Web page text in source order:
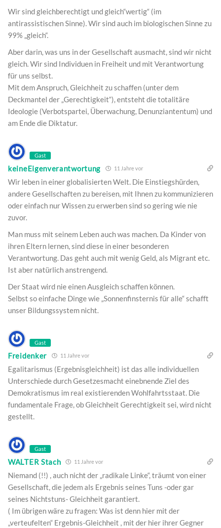
Wir sind gleichberechtigt und gleich“wertig“ (im
antirassistischen Sinne). Wir sind auch im biologischen Sinne zu
99% „gleich“.
Aber darin, was uns in der Gesellschaft ausmacht, sind wir nicht
gleich. Wir sind Individuen in Freiheit und mit Verantwortung
für uns selbst.
Mit dem Anspruch, Gleichheit zu schaffen (unter dem
Deckmantel der „Gerechtigkeit“), entsteht die totalitäre
Ideologie (Verbotspartei, Überwachung, Denunziantentum) und
am Ende die Diktatur.
Gast
keineEigenverantwortung 11 Jahre vor
Wir leben in einer globalisierten Welt. Die Einstiegshürden,
andere Gesellschaften zu bereisen, mit Ihnen zu kommunizieren
oder einfach nur Wissen zu erwerben sind so gering wie nie
zuvor.
Man muss mit seinem Leben auch was machen. Da Kinder von
ihren Eltern lernen, sind diese in einer besonderen
Verantwortung. Das geht auch mit wenig Geld, als Migrant etc.
Ist aber natürlich anstrengend.
Der Staat wird nie einen Ausgleich schaffen können.
Selbst so einfache Dinge wie „Sonnenfinsternis für alle“ schafft
unser Bildungssystem nicht.
Gast
Freidenker 11 Jahre vor
Egalitarismus (Ergebnisgleichheit) ist das alle individuellen
Unterschiede durch Gesetzesmacht einebnende Ziel des
Demokratismus im real existierenden Wohlfahrtsstaat. Die
fundamentale Frage, ob Gleichheit Gerechtigkeit sei, wird nicht
gestellt.
Gast
WALTER Stach 11 Jahre vor
Niemand (!!) , auch nicht der „radikale Linke“, träumt von einer
Gesellschaft, die jedem als Ergebnis seines Tuns -oder gar
seines Nichtstuns- Gleichheit garantiert.
( Im übrigen wäre zu fragen: Was ist denn hier mit der
„verteufelten“ Ergebnis-Gleichheit , mit der hier ihrer Gegner